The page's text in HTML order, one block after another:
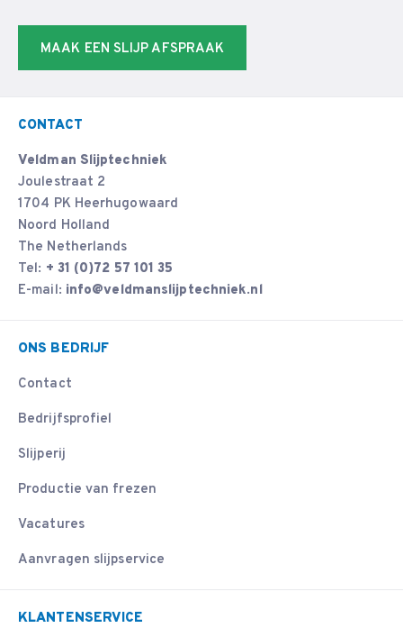
MAAK EEN SLIJP AFSPRAAK
CONTACT
Veldman Slijptechniek
Joulestraat 2
1704 PK Heerhugowaard
Noord Holland
The Netherlands
Tel: + 31 (0)72 57 101 35
E-mail: info@veldmanslijptechniek.nl
ONS BEDRIJF
Contact
Bedrijfsprofiel
Slijperij
Productie van frezen
Vacatures
Aanvragen slijpservice
KLANTENSERVICE